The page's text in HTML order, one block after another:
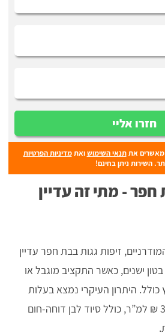
חזרו אליי
מאשרים אתתנאי השימושואתמדיניות הפרטיות
השירות ניתן בחינם!
חפר - מתי זה עדיין
זיפות גגות בבת חפר עדיין
ישנים, כאשר התקציב מוגבל או
כולל. היתרון העיקרי נמצא בעלות
הנמוכה והמוכרת - 30-50 ₪ למ”ר, כולל סיוד לבן דוחה-חום